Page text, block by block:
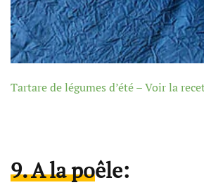
Tartare de légumes d’été – Voir la
9. A la poêle: